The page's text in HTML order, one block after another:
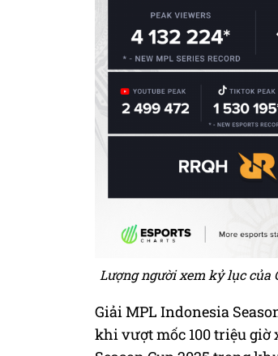
Lượng người xem kỷ lục của
Giải MPL Indonesia
khi vượt mốc 100 triệu